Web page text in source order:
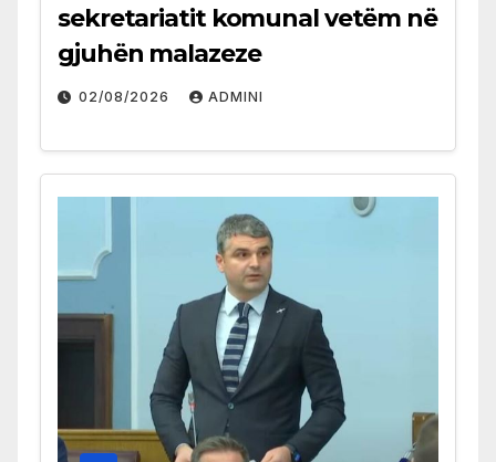
sekretariatit komunal vetëm në
gjuhën malazeze
02/08/2026 ADMINI